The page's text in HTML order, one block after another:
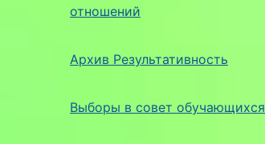
отношений
Архив Результативность
Выборы в совет обучающихся